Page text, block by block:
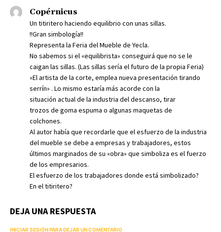
Copérnicus
Un titiritero haciendo equilibrio con unas sillas.
!!Gran simbología!!
Representa la Feria del Mueble de Yecla.
No sabemos si el «equilibrista» conseguirá que no se le
caigan las sillas. (Las sillas sería el futuro de la propia Feria)
«El artista de la corte, emplea nueva presentación tirando
serrín» . Lo mismo estaría más acorde con la
situación actual de la industria del descanso, tirar
trozos de goma espuma o algunas maquetas de
colchones.
Al autor había que recordarle que el esfuerzo de la industria
del mueble se debe a empresas y trabajadores, estos
últimos marginados de su «obra» que simboliza es el fuerzo
de los empresarios.
El esfuerzo de los trabajadores donde está simbolizado?
En el titiritero?
DEJA UNA RESPUESTA
INICIAR SESIÓN PARA DEJAR UN COMENTARIO